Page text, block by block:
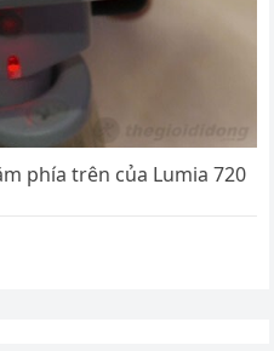
phía trên của Lumia 720